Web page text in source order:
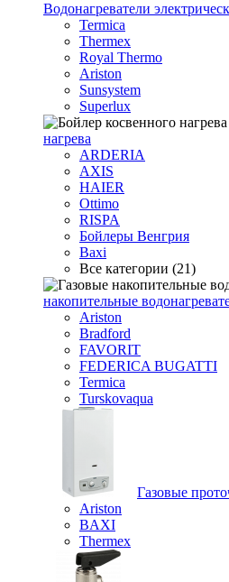
Водонагреватели
Termica
Thermex
Royal Thermo
Ariston
Sunsystem
Superlux
нагрева
ARDERIA
AXIS
HAIER
Ottimo
RISPA
Бойлеры Венгрия
Baxi
Все категории (21)
накопительные
Ariston
Bradford
FAVORIT
FEDERICA BUGATTI
Termica
Turskovaqua
Газовые
Ariston
BAXI
Thermex